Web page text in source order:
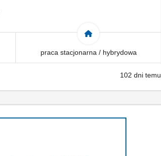
praca stacjonarna / hybrydowa
102 dni temu